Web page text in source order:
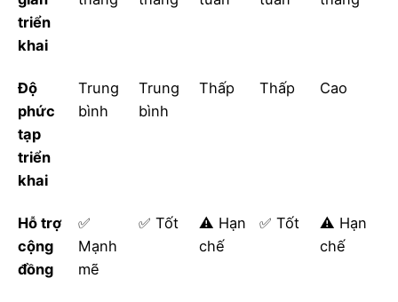
triển
khai
Độ
phức
tạp
triển
khai
Trung
bình
Trung
bình
Thấp Thấp Cao
Hỗ trợ
cộng
đồng
✅
Mạnh
mẽ
✅ Tốt
⚠️ Hạn
chế
✅ Tốt
⚠️ Hạn
chế